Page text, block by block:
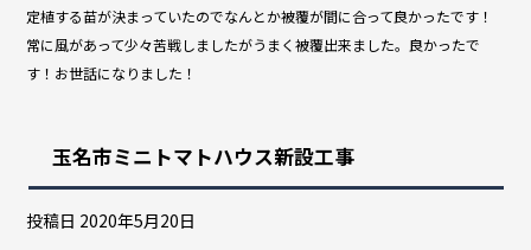
定植する苗が決まっていたのでなんとか被覆が間に合って良かったです！
常に風があって少々苦戦しましたがうまく被覆出来ました。良かったで
す！お世話になりました！
玉名市ミニトマトハウス新設工事
投稿日 2020年5月20日